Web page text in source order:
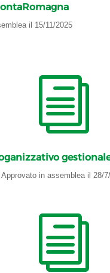
il 15/11/2025
i
Approvato in assemblea il 28/
i